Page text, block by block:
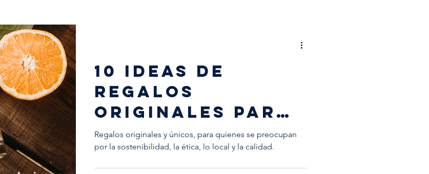
Talleres Nómadas Mallorca
Soy Antic Xtant 2021 La escuela artesana
10 ideas de
regalos
originales para
alguien especial
Regalos originales y únicos, para quienes se preocupan
por la sostenibilidad, la ética, lo local y la calidad.